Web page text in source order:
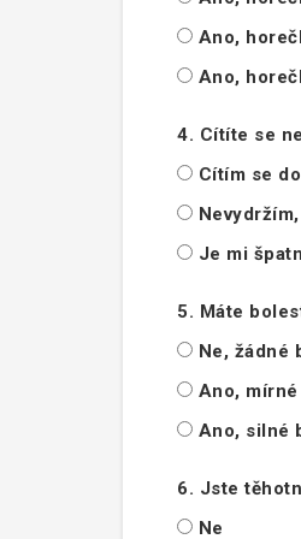
Ano,
Ano,
4. Cítíte se
Cítím se
Je mi
5. Máte
Ne, žádné
Ano,
Ano, silné
6. Jste
Ne